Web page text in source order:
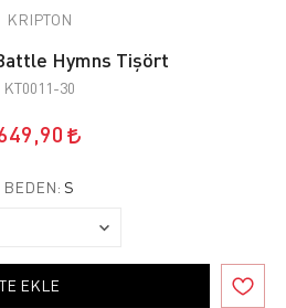
KRIPTON
Hymns Tişört
KT0011-30
BEDEN: S
EKLE